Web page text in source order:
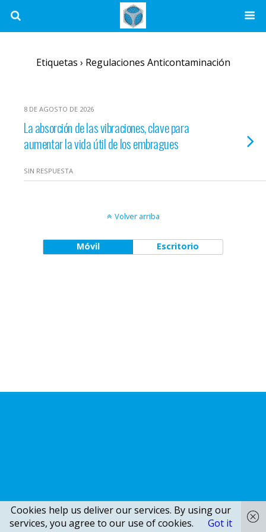
Etiquetas › Regulaciones Anticontaminación
8 DE AGOSTO DE 2026
La absorción de las vibraciones, clave para
aumentar la vida útil de los embragues
SIN RESPUESTA
Volver arriba
Móvil Escritorio
Cookies help us deliver our services. By using our
services, you agree to our use of cookies.
Got it